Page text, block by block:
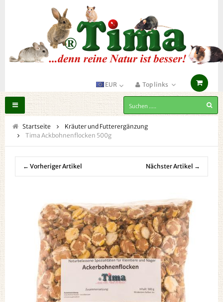
Top links
EUR
Toggle
navigation
Startseite
Kräuter und Futterergänzung
Tima Ackbohnenflocken 500g
← Vorheriger Artikel Nächster Artikel →